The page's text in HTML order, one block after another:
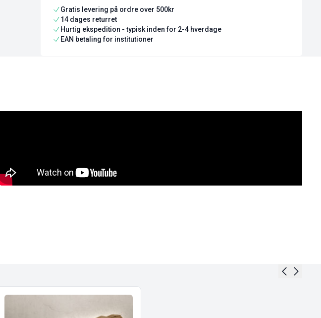
Gratis levering på ordre over 500kr
14 dages returret
Hurtig ekspedition - typisk inden for 2-4 hverdage
EAN betaling for institutioner